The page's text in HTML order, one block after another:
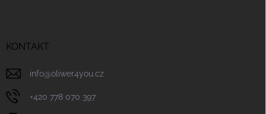
KONTAKT
info@oliwer4you.cz
+420 778 070 397